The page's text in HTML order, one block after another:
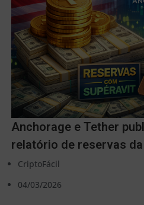
Anchorage e Tether
relatório de reservas
CriptoFácil
04/03/2026